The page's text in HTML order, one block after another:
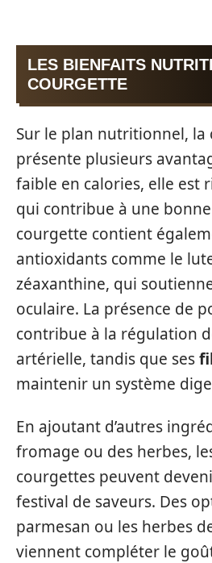
LES BIENFAITS
COURGETTE
Sur le plan nutritionnel, la
présente plusieurs
faible en calories, elle est
qui contribue à une
courgette contient
antioxidants comme le
zéaxanthine, qui
oculaire. La présence de
contribue à la régulation
artérielle, tandis que ses
maintenir un système
En ajoutant d’autres
fromage ou des herbes,
courgettes peuvent
festival de saveurs. Des
parmesan ou les herbes
viennent compléter le